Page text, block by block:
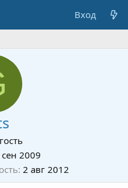
Вход
2009
2 авг 2012